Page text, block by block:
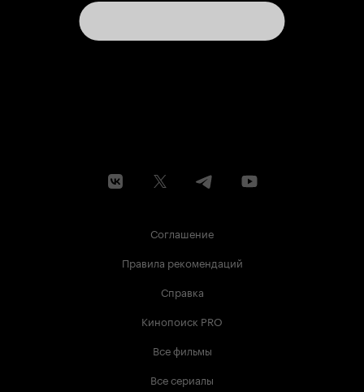
Соглашение
Правила рекомендаций
Справка
Кинопоиск PRO
Все фильмы
Все сериалы